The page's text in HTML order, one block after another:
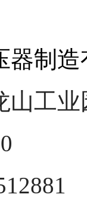
器制造
山工业